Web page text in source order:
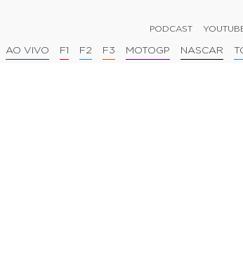
PODCAST
AO VIVO F1 F2 F3 MOTOGP NASCAR